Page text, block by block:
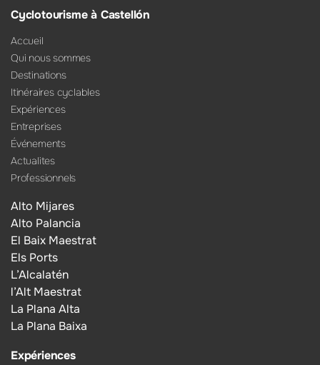
Cyclotourisme à Castellón
Accueil
Qui nous sommes
Destinations
Itinéraires cyclables
Expériences
Entreprises
Événements
Actualites
Professionnels
Alto Mijares
Alto Palancia
El Baix Maestrat
Els Ports
L’Alcalatén
l’Alt Maestrat
La Plana Alta
La Plana Baixa
Expériences